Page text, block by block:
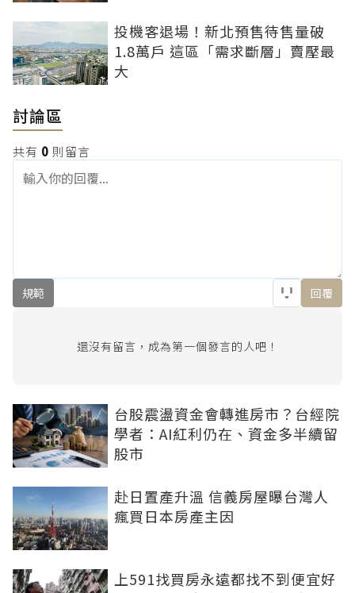
投機客退場！新北預售待售量破
1.8萬戶 這區「需求斷層」賣壓最
大
討論區
共有 0 則留言
規範 回覆
還沒有留言，成為第一個發言的人吧！
台股震盪資金會轉進房市？台經院
學者：AI紅利仍在、資金多半續留
股市
赴日置產升溫 信義房屋曝台灣人
瘋買日本房產主因
上591找買房永遠都找不到便宜好